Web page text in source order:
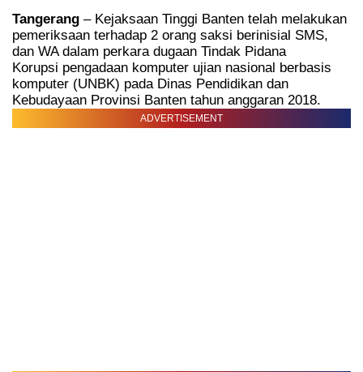
Tangerang – Kejaksaan Tinggi Banten telah melakukan
pemeriksaan terhadap 2 orang saksi berinisial SMS,
dan WA dalam perkara dugaan Tindak Pidana
Korupsi pengadaan komputer ujian nasional berbasis
komputer (UNBK) pada Dinas Pendidikan dan
Kebudayaan Provinsi Banten tahun anggaran 2018.
ADVERTISEMENT